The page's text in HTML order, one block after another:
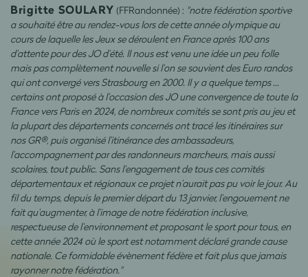
Brigitte SOULARY (FFRandonnée) : "notre fédération sportive
a souhaité être au rendez-vous lors de cette année olympique au
cours de laquelle les Jeux se déroulent en France après 100 ans
d’attente pour des JO d’été. Il nous est venu une idée un peu folle
mais pas complètement nouvelle si l’on se souvient des Euro randos
qui ont convergé vers Strasbourg en 2000. Il y a quelque temps …
certains ont proposé à l’occasion des JO une convergence de toute la
France vers Paris en 2024, de nombreux comités se sont pris au jeu et
la plupart des départements concernés ont tracé les itinéraires sur
nos GR®, puis organisé l’itinérance des ambassadeurs,
l’accompagnement par des randonneurs marcheurs, mais aussi
scolaires, tout public. Sans l’engagement de tous ces comités
départementaux et régionaux ce projet n’aurait pas pu voir le jour. Au
fil du temps, depuis le premier départ du 13 janvier, l’engouement ne
fait qu’augmenter, à l’image de notre fédération inclusive,
respectueuse de l’environnement et proposant le sport pour tous, en
cette année 2024 où le sport est notamment déclaré grande cause
nationale. Ce formidable évènement fédère et fait plus que jamais
rayonner notre fédération."